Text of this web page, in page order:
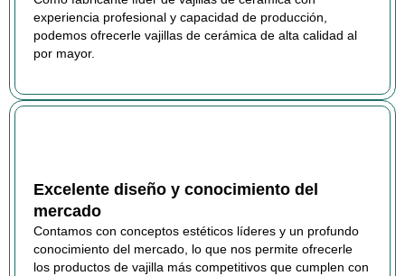
experiencia profesional y capacidad de producción,
podemos ofrecerle vajillas de cerámica de alta calidad al
por mayor.
Excelente diseño y conocimiento del
mercado
Contamos con conceptos estéticos líderes y un profundo
conocimiento del mercado, lo que nos permite ofrecerle
los productos de vajilla más competitivos que cumplen con